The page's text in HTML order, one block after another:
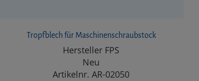
Tropfblech für Maschinenschraubstock
Hersteller FPS
Neu
Artikelnr. AR-02050